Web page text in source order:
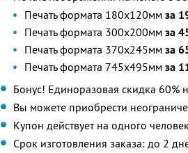
Печать формата 180х120мм за
Печать формата 300х200мм за
Печать формата 370х245мм за
Печать формата 745х495мм за
Бонус! Единоразовая скидка 60%
Вы можете приобрести
Купон действует на одного
Срок изготовления заказа: до 2